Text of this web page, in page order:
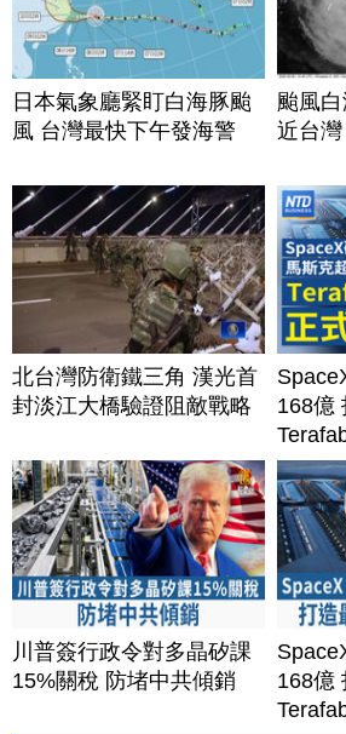
日本氣象廳緊盯白海豚颱
風 台灣最快下午發海警
颱風
近台
北台灣防衛鐵三角 漢光首
封淡江大橋驗證阻敵戰略
168億
川普簽行政令對多晶矽課
15%關稅 防堵中共傾銷
168億